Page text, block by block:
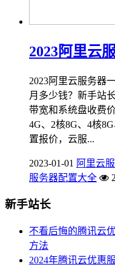
2023阿里云
2023阿里云服务器
月多少钱？新手站
带宽和系统盘收费
4G、2核8G、4核
置报价，云服...
2023-01-01 阿里云
服务器配置大全
新手站长
不看后悔的腾讯云
方法
2024年腾讯云优惠